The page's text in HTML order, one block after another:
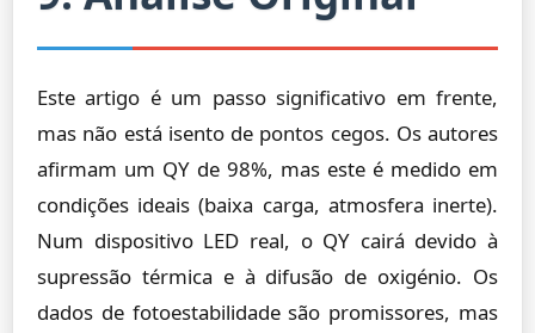
Este artigo é um passo significativo em frente,
mas não está isento de pontos cegos. Os autores
afirmam um QY de 98%, mas este é medido em
condições ideais (baixa carga, atmosfera inerte).
Num dispositivo LED real, o QY cairá devido à
supressão térmica e à difusão de oxigénio. Os
dados de fotoestabilidade são promissores, mas